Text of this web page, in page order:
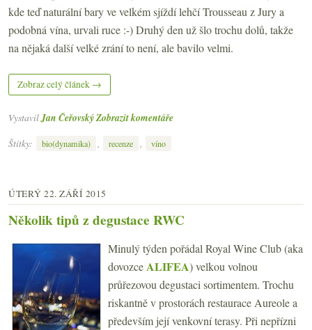
kde teď naturální bary ve velkém sjíždí lehčí Trousseau z Jury a
podobná vína, urvali ruce :-) Druhý den už šlo trochu dolů, takže
na nějaká další velké zrání to není, ale bavilo velmi.
Zobraz celý článek →
VystavilJan ČeřovskýZobrazit komentáře
Štítky:
bio(dynamika) recenze víno
ÚTERÝ 22. ZÁŘÍ 2015
Několik tipů z degustace RWC
Minulý týden pořádal Royal Wine Club (aka
dovozceALIFEA) velkou volnou
průřezovou degustaci sortimentem. Trochu
riskantně v prostorách restaurace Aureole a
především její venkovní terasy. Při nepřízni